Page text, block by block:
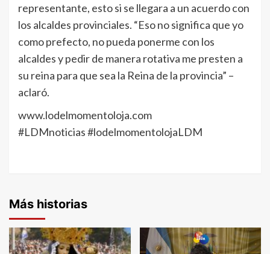
representante, esto si se llegara a un acuerdo con
los alcaldes provinciales. “Eso no significa que yo
como prefecto, no pueda ponerme con los
alcaldes y pedir de manera rotativa me presten a
su reina para que sea la Reina de la provincia” –
aclaró.
www.lodelmomentoloja.com
#LDMnoticias #lodelmomentolojaLDM
Más historias